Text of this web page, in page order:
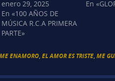
enero 29, 2025
En «100 AÑOS DE
MÚSICA R.C.A PRIMERA
PARTE»
En
ENAMORO ,EL AMOR ES TRISTE ,ME